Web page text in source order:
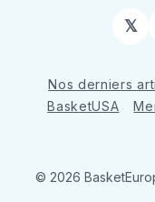
𝕏
Nos derniers
BasketUSA
© 2026